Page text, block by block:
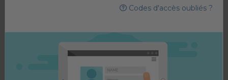
The Egyptian Heart Journal. Volume 78(1).
cardiologie
Codes d'accès oubliés ?